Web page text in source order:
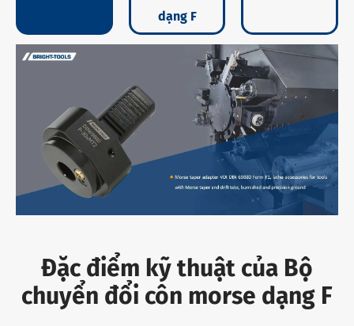
dạng F
Đặc điểm kỹ thuật của Bộ
chuyển đổi côn morse dạng F